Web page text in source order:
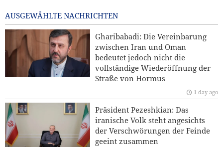
Kommentar | Die Zukunft der regionalen Sicherheit:
Warum eine Sicherheitsordnung unter Führung der
Staaten der Region unverzichtbar ist
Hamas: Der Angriff auf den Norden Jerusalems wird
unseren Widerstand gegen die Pläne zur Judaisierung
Yahya Saree: Wir haben die Stellungen der saudischen
Söldner mit ballistischen Raketen und Drohnen
zerschlagen
AUSGEWÄHLTE NACHRICHTEN
Gharibabadi: Die Vereinbarung
zwischen Iran und Oman
bedeutet jedoch nicht die
vollständige Wiederöffnung der
Straße von Hormus
1 day ago
Präsident Pezeshkian: Das
iranische Volk steht angesichts
der Verschwörungen der Feinde
geeint zusammen